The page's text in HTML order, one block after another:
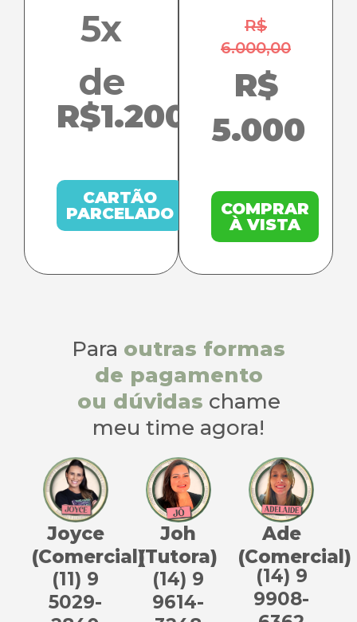
5x
de
R$1.200,00
CARTÃO
PARCELADO
R$
6.000,00
R$
5.000
COMPRAR
À VISTA
Para outras formas
de pagamento
ou dúvidas chame
meu time agora!
Joyce
(Comercial)
(11) 9
5029-
Joh
(Tutora)
(14) 9
9614-
Ade
(Comercial)
(14) 9
9908-